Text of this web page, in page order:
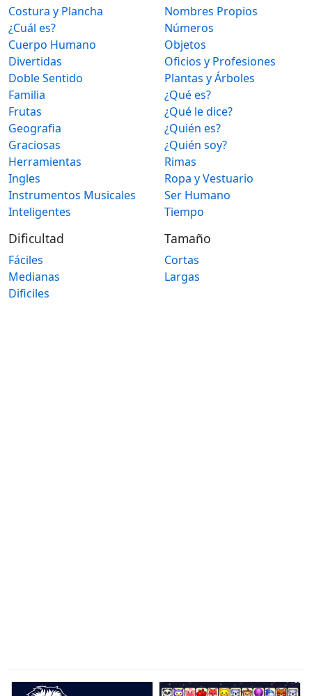
Costura y Plancha
¿Cuál es?
Cuerpo Humano
Divertidas
Doble Sentido
Familia
Frutas
Geografia
Graciosas
Herramientas
Ingles
Instrumentos Musicales
Inteligentes
Nombres Propios
Números
Objetos
Oficios y Profesiones
Plantas y Árboles
¿Qué es?
¿Qué le dice?
¿Quién es?
¿Quién soy?
Rimas
Ropa y Vestuario
Ser Humano
Tiempo
Dificultad
Fáciles
Medianas
Dificiles
Tamaño
Cortas
Largas